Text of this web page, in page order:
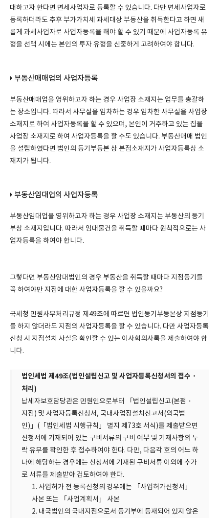
대하고자 한다면 면세사업자로 등록할 수 있습니다. 다만 면세사업자로
등록하더라도 추후 부가가치세 과세대상 부동산을 취득한다고 하면 새
롭게 과세사업자로 사업자등록을 해야 할 수 있기 때문에 사업자등록 유
형을 선택 시에는 본인의 투자 유형을 신중하게 고려하여야 합니다.
부동산매매업의 사업자등록
부동산매매업을 영위하고자 하는 경우 사업장 소재지는 업무를 총괄하
는 장소입니다. 따라서 사무실을 임차하는 경우 임차한 사무실을 사업장
소재지로 하여 사업자등록을 할 수 있으며, 본인이 거주하고 있는 집을
사업장 소재지로 하여 사업자등록을 할 수도 있습니다. 부동산매매 법인
을 설립하였다면 법인의 등기부등본 상 본점소재지가 사업자등록상 소
재지가 됩니다.
부동산임대업의 사업자등록
부동산임대업을 영위하고자 하는 경우 사업장 소재지는 부동산의 등기
부상 소재지입니다. 따라서 임대물건을 취득할 때마다 원칙적으로는 사
업자등록을 하여야 합니다.
그렇다면 부동산암대법인의 경우 부동산을 취득할 때마다 지점등기를
꼭 하여야만 지점에 대한 사업자등록을 할 수 있을까요?
국세청 민원사무처리규정 제49조에 따르면 법인등기부등본상 지점등기
를 하지 않더라도 지점의 사업자등록을 할 수 있습니다. 다만 사업자등록
신청 시 지점설치 사실을 확인할 수 있는 이사회의사록을 제출하여야 합
니다.
법인세법 제49조(법인설립신고 및 사업자등록신청서의 접수・
처리)
납세자보호담당관은 민원인으로부터 「법인설립신고(본점・
지점) 및 사업자등록신청서, 국내사업장설치신고서(외국법
인)」(「법인세법 시행규칙」 별지 제73호 서식)를 제출받으면
신청서에 기재되어 있는 구비서류의 구비 여부 및 기재사항의 누
락 유무를 확인한 후 접수하여야 한다. 다만, 다음각 호의 어느 하
나에 해당하는 경우에는 신청서에 기재된 구비서류 이외에 추가
로 서류를 제출받아 검토하여야 한다.
1. 사업허가 전 등록신청의 경우에는 「사업허가신청서」
사본 또는 「사업계획서」 사본
2. 내국법인의 국내지점으로서 등기부에 등재되어 있지 않은